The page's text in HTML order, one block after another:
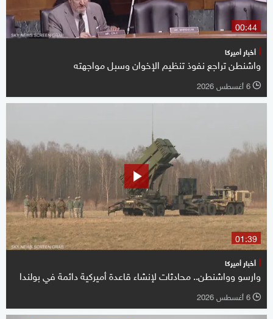
00:44
أخبار أميركا
واشنطن تراجع نفوذ تنظيم الإخوان وسبل مواجهته
l 6 أغسطس 2026
01:39
أخبار أميركا
وارسو وواشنطن.. محادثات لإنشاء قاعدة أميركية دائمة في بولندا
l 6 أغسطس 2026